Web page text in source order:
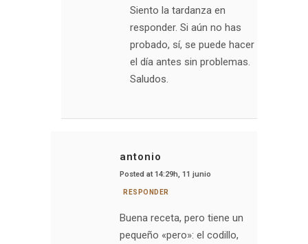
Siento la tardanza en
responder. Si aún no has
probado, sí, se puede hacer
el día antes sin problemas.
Saludos.
antonio
Posted at 14:29h, 11 junio
RESPONDER
Buena receta, pero tiene un
pequeño «pero»: el codillo,